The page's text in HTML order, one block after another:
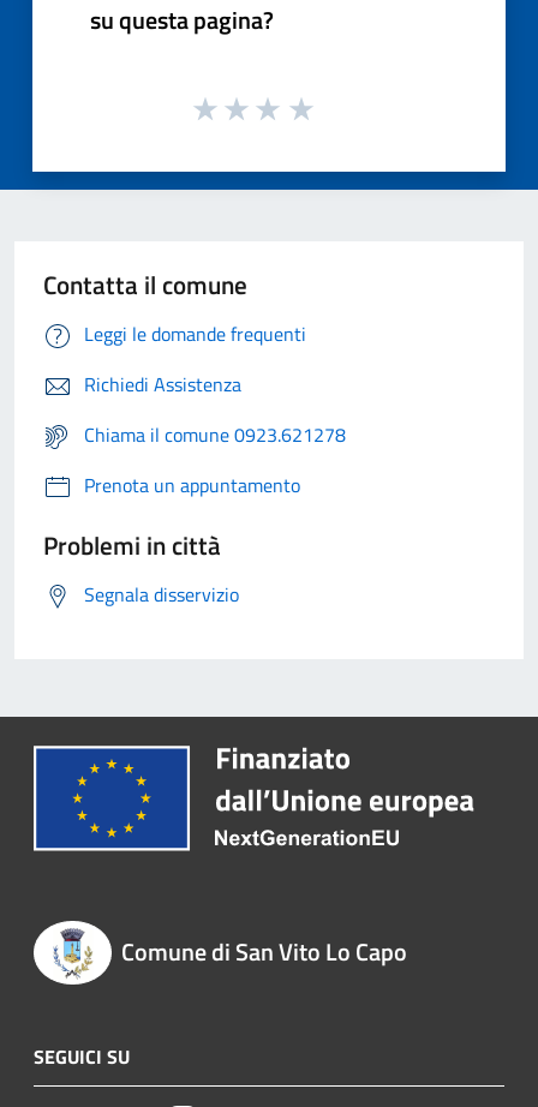
su questa pagina?
Contatta il comune
Leggi le domande frequenti
Richiedi Assistenza
Chiama il comune 0923.621278
Prenota un appuntamento
Problemi in città
Segnala disservizio
Comune di San Vito Lo Capo
SEGUICI SU